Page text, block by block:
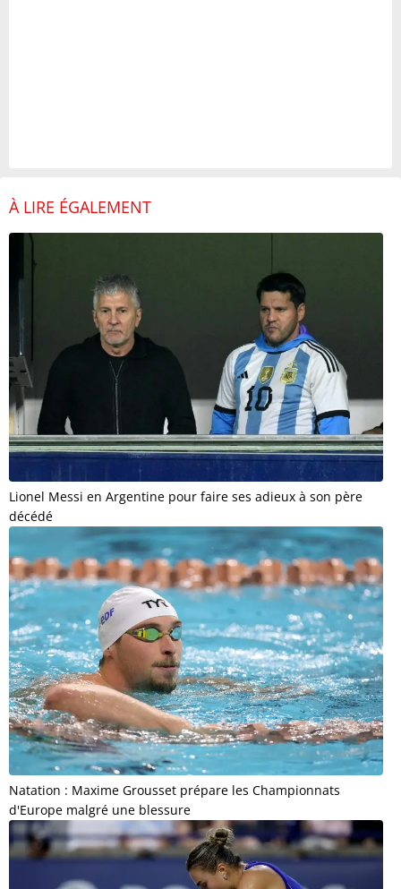
À LIRE ÉGALEMENT
Lionel Messi en Argentine pour faire ses adieux à son père
décédé
Natation : Maxime Grousset prépare les Championnats
d'Europe malgré une blessure